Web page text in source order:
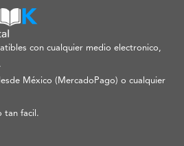
con cualquier medio electronico,
México (MercadoPago) o cualquier
tan facil.